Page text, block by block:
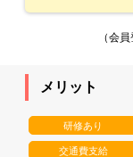
（会
メリット
研修あり
交通費支給